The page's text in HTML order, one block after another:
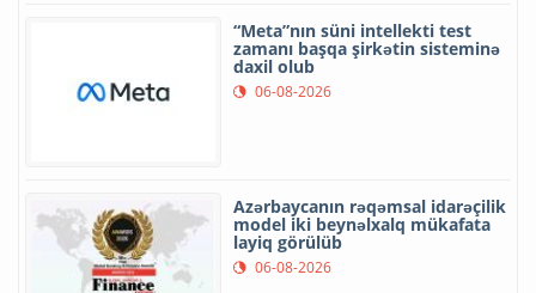
“Meta”nın süni intellekti test
zamanı başqa şirkətin sisteminə
daxil olub
06-08-2026
Azərbaycanın rəqəmsal idarəçilik
model iki beynəlxalq mükafata
layiq görülüb
06-08-2026